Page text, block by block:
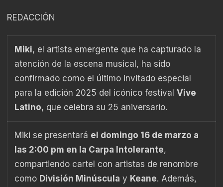
REDACCIÓN
Miki, el artista emergente que ha capturado la
atención de la escena musical, ha sido
confirmado como el último invitado especial
para la edición 2025 del icónico festival Vive
Latino, que celebra su 25 aniversario.
Miki se presentará el domingo 16 de marzo a
las 2:00 pm en la Carpa Intolerante,
compartiendo cartel con artistas de renombre
como División Minúscula y Keane. Además,